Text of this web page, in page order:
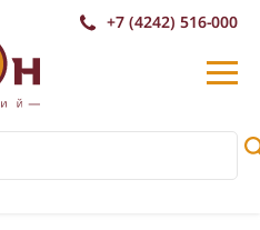
+7 (4242) 516-000